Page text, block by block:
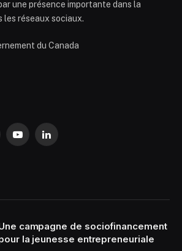
une présence importante dans la
les réseaux sociaux.
du Canada
YouTubeLinkedIn
campagne de sociofinancement
la jeunesse entrepreneuriale